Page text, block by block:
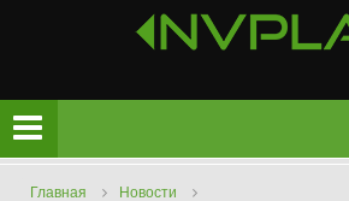
Главная
Новости